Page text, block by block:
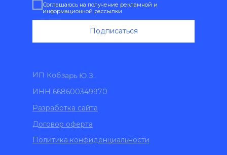
ИП Кобзарь Ю.З.
ИНН 668600349970
Разработка сайта
Договор оферта
Политика конфиденциальности
Соглашаюсь на получение рекламной и
информационной рассылки
Подписаться